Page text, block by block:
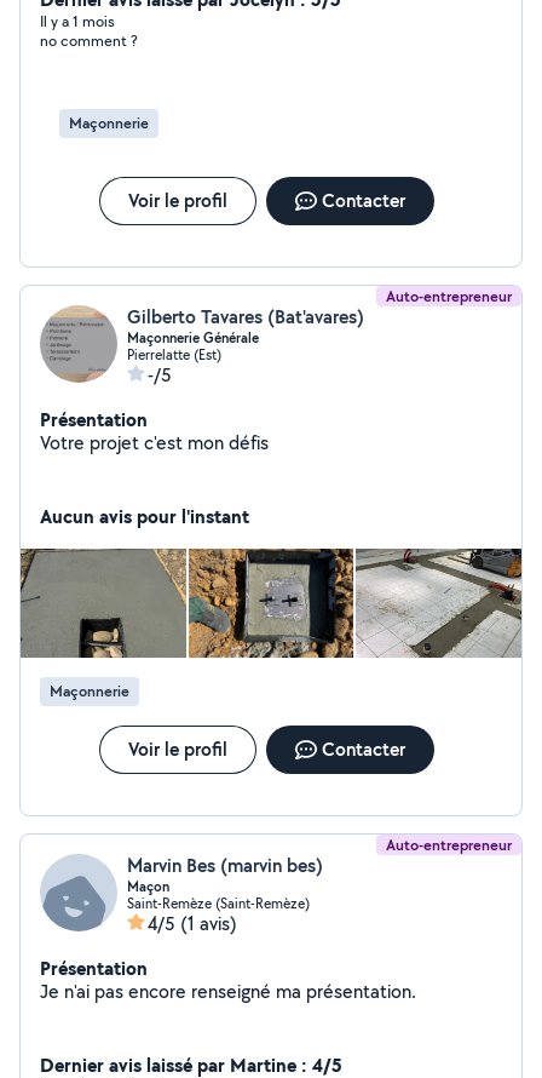
Il y a 1 mois
no comment ?
Maçonnerie
Voir le profil Contacter
Auto-entrepreneur
Gilberto Tavares (Bat'avares)
Maçonnerie Générale
Pierrelatte (Est)
-/5
Présentation
Votre projet c'est mon défis
Aucun avis pour l'instant
Maçonnerie
Voir le profil Contacter
Auto-entrepreneur
Marvin Bes (marvin bes)
Maçon
Saint-Remèze (Saint-Remèze)
4/5 (1 avis)
Présentation
Je n'ai pas encore renseigné ma présentation.
Dernier avis laissé par Martine : 4/5